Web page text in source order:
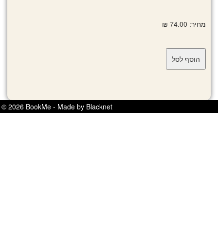
מחיר: 74.00 ₪
© 2026 BookMe - Made by Blacknet